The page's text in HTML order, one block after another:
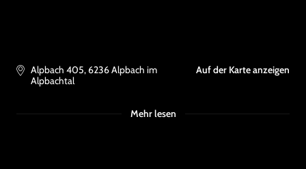
Alpbach 405,6236Alpbach im
Alpbachtal
Auf der Karte anzeigen
Mehr lesen